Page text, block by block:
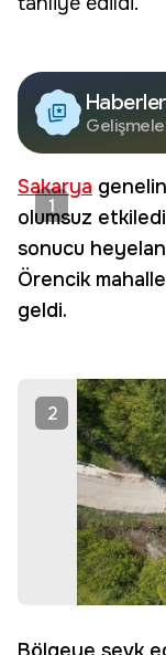
Edin
1
Sakarya
olumsuz
sonucu
Örencik
geldi.
2